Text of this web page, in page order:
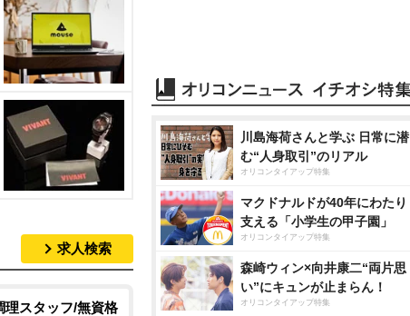
求人検索
理スタッフ/無資格
川島海荷さんと学ぶ 日常に潜
む“人身取引”のリアル
オリコンタイアップ特集
マクドナルドが40年にわたり
支える「小学生の甲子園」
オリコンタイアップ特集
森崎ウィン×向井康二“両片思
い”にキュンが止まらん！
オリコンタイアップ特集